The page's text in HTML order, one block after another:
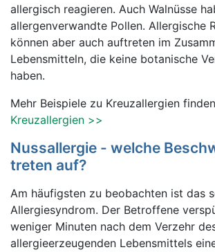
allergisch reagieren. Auch Walnüsse
allergenverwandte Pollen. Allergische
können aber auch auftreten im
Lebensmitteln, die keine botanische
haben.
Mehr Beispiele zu Kreuzallergien
Kreuzallergien >>
Nussallergie - welche
treten auf?
Am häufigsten zu beobachten ist das
Allergiesyndrom. Der Betroffene
weniger Minuten nach dem Verzehr
allergieerzeugenden Lebensmittels